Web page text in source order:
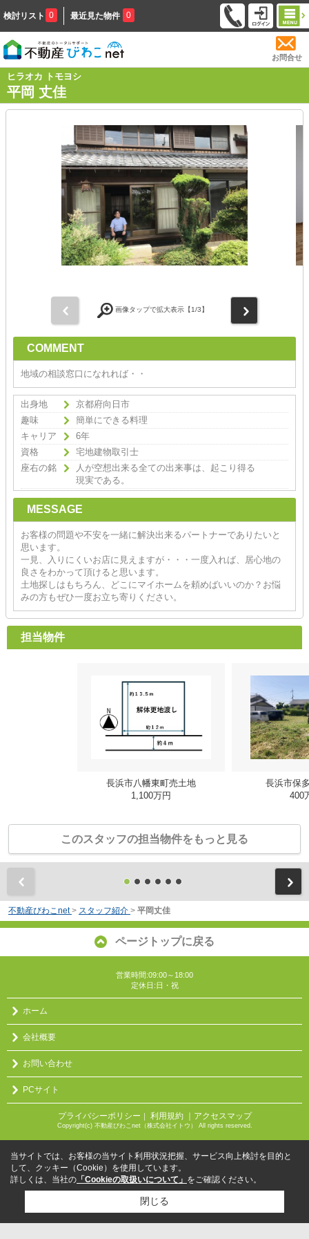
検討リスト 0 最近見た物件 0
お問合せ
ヒラオカ トモヨシ
平岡 丈佳
画像タップで拡大表示【1/3】
COMMENT
地域の相談窓口になれれば・・
出身地
京都府向日市
趣味
簡単にできる料理
キャリア
6年
資格
宅地建物取引士
座右の銘
人が空想出来る全ての出来事は、起こり得る
現実である。
MESSAGE
お客様の問題や不安を一緒に解決出来るパートナーでありたいと
思います。
一見、入りにくいお店に見えますが・・・一度入れば、居心地の
良さをわかって頂けると思います。
土地探しはもちろん、どこにマイホームを頼めばいいのか？お悩
みの方もぜひ一度お立ち寄りください。
担当物件
長浜市八幡東町売土地
1,100万円
長浜市保
400
このスタッフの担当物件をもっと見る
不動産びわこnet > スタッフ紹介 > 平岡丈佳
ページトップに戻る
営業時間:09:00～18:00
定休日:日・祝
ホーム
会社概要
お問い合わせ
PCサイト
プライバシーポリシー ｜ 利用規約 ｜アクセスマップ
Copyright(c) 不動産びわこnet（株式会社イトウ） All rights reserved.
当サイトでは、お客様の当サイト利用状況把握、サービス向上検討を目的と
して、クッキー（Cookie）を使用しています。
詳しくは、当社の 「Cookieの取扱いについて」 をご確認ください。
閉じる